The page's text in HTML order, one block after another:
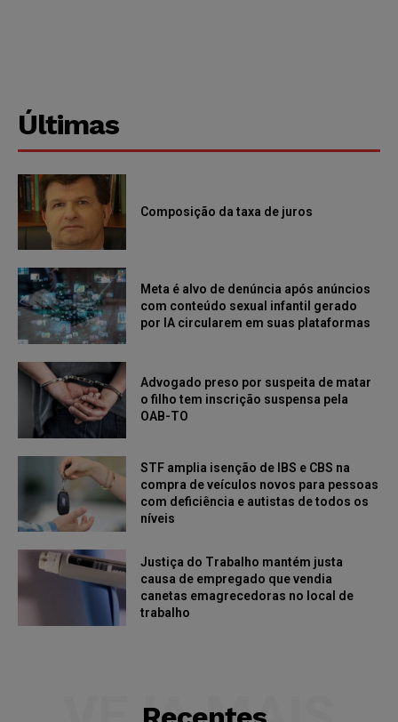
Últimas
Composição da taxa de juros
Meta é alvo de denúncia após anúncios
com conteúdo sexual infantil gerado
por IA circularem em suas plataformas
Advogado preso por suspeita de matar
o filho tem inscrição suspensa pela
OAB-TO
STF amplia isenção de IBS e CBS na
compra de veículos novos para pessoas
com deficiência e autistas de todos os
níveis
Justiça do Trabalho mantém justa
causa de empregado que vendia
canetas emagrecedoras no local de
trabalho